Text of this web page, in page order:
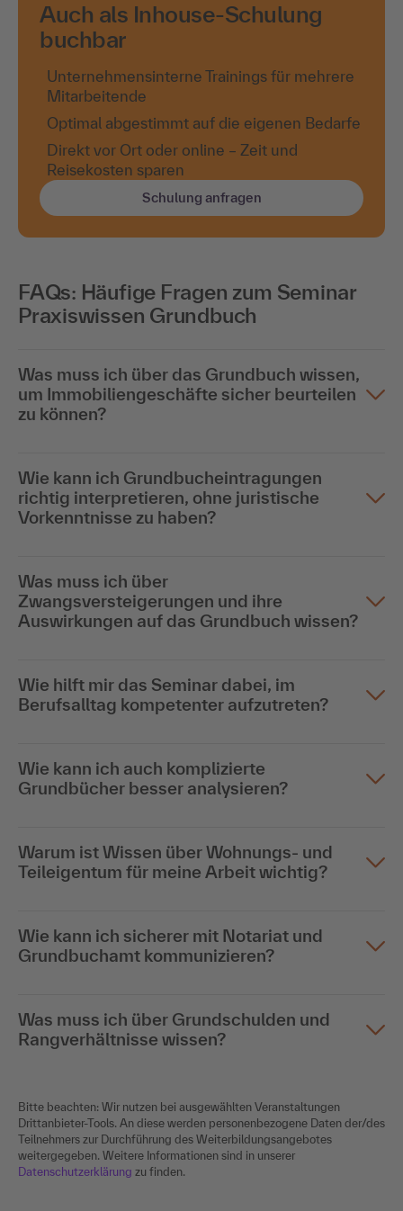
Auch als Inhouse-Schulung
buchbar
Unternehmensinterne Trainings für mehrere
Mitarbeitende
Optimal abgestimmt auf die eigenen Bedarfe
Direkt vor Ort oder online – Zeit und
Reisekosten sparen
Schulung anfragen
FAQs: Häufige Fragen zum Seminar
Praxiswissen Grundbuch
Was muss ich über das Grundbuch wissen,
um Immobiliengeschäfte sicher beurteilen
zu können?
Wie kann ich Grundbucheintragungen
richtig interpretieren, ohne juristische
Vorkenntnisse zu haben?
Was muss ich über
Zwangsversteigerungen und ihre
Auswirkungen auf das Grundbuch wissen?
Wie hilft mir das Seminar dabei, im
Berufsalltag kompetenter aufzutreten?
Wie kann ich auch komplizierte
Grundbücher besser analysieren?
Warum ist Wissen über Wohnungs- und
Teileigentum für meine Arbeit wichtig?
Wie kann ich sicherer mit Notariat und
Grundbuchamt kommunizieren?
Was muss ich über Grundschulden und
Rangverhältnisse wissen?
Bitte beachten: Wir nutzen bei ausgewählten Veranstaltungen
Drittanbieter-Tools. An diese werden personenbezogene Daten der/des
Teilnehmers zur Durchführung des Weiterbildungsangebotes
weitergegeben. Weitere Informationen sind in unserer
Datenschutzerklärung zu finden.